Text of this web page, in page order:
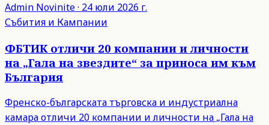
Admin Novinite· 24 юли 2026 г.
Събития и Кампании
ФБТИК отличи 20 компании и личности
на „Гала на звездите“ за приноса им към
България
Френско-българската търговска и индустриална
камара отличи 20 компании и личности на „Гала на